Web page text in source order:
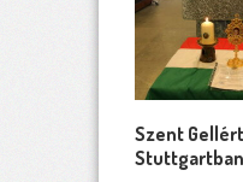
Szent
Stuttgartban